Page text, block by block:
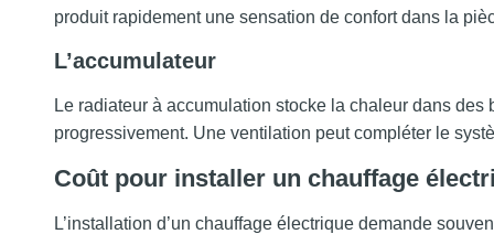
produit rapidement une sensation de confort dans la
L’accumulateur
Le radiateur à accumulation stocke la chaleur dans
progressivement. Une ventilation peut compléter le
Coût pour installer un chauffage
L’installation d’un chauffage électrique demande